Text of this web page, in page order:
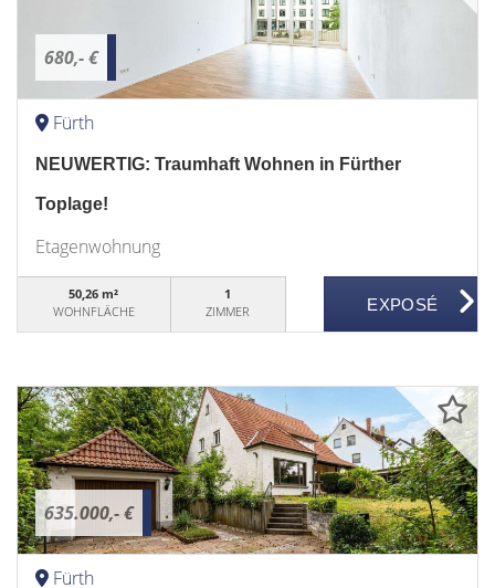
680,- €
Fürth
NEUWERTIG: Traumhaft Wohnen in Fürther
Toplage!
Etagenwohnung
50,26 m²
WOHNFLÄCHE
1
ZIMMER
635.000,- €
Fürth